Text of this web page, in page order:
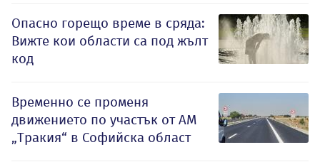
Опасно горещо време в сряда:
Вижте кои области са под жълт
код
Временно се променя
движението по участък от АМ
„Тракия“ в Софийска област